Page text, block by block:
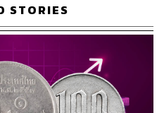
ครงการอินโด-แปซิฟิกแห่ง
นอาจกังวลเกี่ยวกับความไม่
มารับตำแหน่ง แต่ก็ดูเหมือน
งในช่วงต้นกับทีมงานของ
ยมพร้อมที่จะตอบโต้ หาก
านำเข้าจากจีน
STORIES